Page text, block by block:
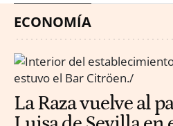
ECONOMÍA
La Raza vuelve al